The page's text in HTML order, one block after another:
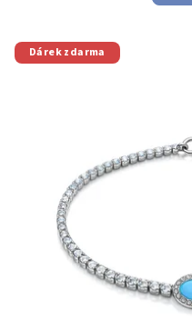
Dárek zdarma